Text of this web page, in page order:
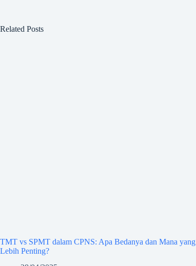
Related Posts
TMT vs SPMT dalam CPNS: Apa Bedanya dan Mana yang
Lebih Penting?